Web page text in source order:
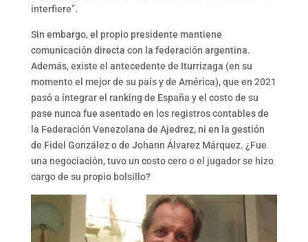
interfiere”.
Sin embargo, el propio presidente mantiene
comunicación directa con la federación argentina.
Además, existe el antecedente de Iturrizaga (en su
momento el mejor de su país y de América), que en 2021
pasó a integrar el ranking de España y el costo de su
pase nunca fue asentado en los registros contables de
la Federación Venezolana de Ajedrez, ni en la gestión
de Fidel González o de Johann Álvarez Márquez. ¿Fue
una negociación, tuvo un costo cero o el jugador se hizo
cargo de su propio bolsillo?